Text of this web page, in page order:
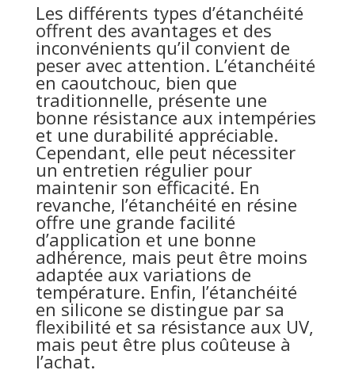
Les différents types d’étanchéité
offrent des avantages et des
inconvénients qu’il convient de
peser avec attention. L’étanchéité
en caoutchouc, bien que
traditionnelle, présente une
bonne résistance aux intempéries
et une durabilité appréciable.
Cependant, elle peut nécessiter
un entretien régulier pour
maintenir son efficacité. En
revanche, l’étanchéité en résine
offre une grande facilité
d’application et une bonne
adhérence, mais peut être moins
adaptée aux variations de
température. Enfin, l’étanchéité
en silicone se distingue par sa
flexibilité et sa résistance aux UV,
mais peut être plus coûteuse à
l’achat.